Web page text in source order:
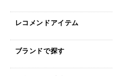
レコメンドアイテム
ブランドで探す